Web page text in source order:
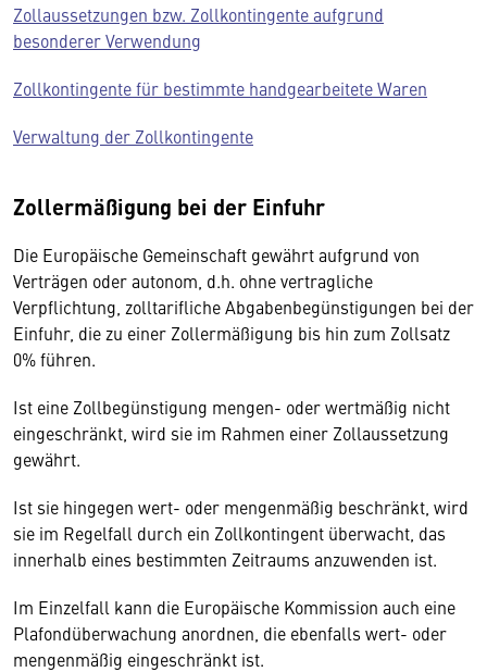
Zollaussetzungen bzw. Zollkontingente aufgrund
besonderer Verwendung
Zollkontingente für bestimmte handgearbeitete Waren
Verwaltung der Zollkontingente
Zollermäßigung bei der Einfuhr
Die Europäische Gemeinschaft gewährt aufgrund von
Verträgen oder autonom, d.h. ohne vertragliche
Verpflichtung, zolltarifliche Abgabenbegünstigungen bei der
Einfuhr, die zu einer Zollermäßigung bis hin zum Zollsatz
0% führen.
Ist eine Zollbegünstigung mengen- oder wertmäßig nicht
eingeschränkt, wird sie im Rahmen einer Zollaussetzung
gewährt.
Ist sie hingegen wert- oder mengenmäßig beschränkt, wird
sie im Regelfall durch ein Zollkontingent überwacht, das
innerhalb eines bestimmten Zeitraums anzuwenden ist.
Im Einzelfall kann die Europäische Kommission auch eine
Plafondüberwachung anordnen, die ebenfalls wert- oder
mengenmäßig eingeschränkt ist.